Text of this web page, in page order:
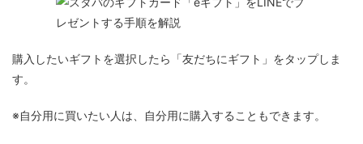
購入したいギフトを選択したら「友だちにギフト」 をタップしま
す。
※自分用に買いたい人は、 自分用に購入することもできます。